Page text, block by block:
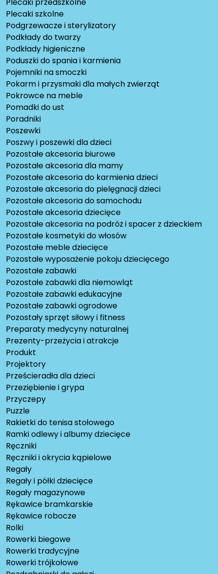
Plecaki szkolne
Podgrzewacze i sterylizatory
Podkłady do twarzy
Podkłady higieniczne
Poduszki do spania i karmienia
Pojemniki na smoczki
Pokarm i przysmaki dla małych zwierząt
Pokrowce na meble
Pomadki do ust
Poradniki
Poszewki
Poszwy i poszewki dla dzieci
Pozostałe akcesoria biurowe
Pozostałe akcesoria dla mamy
Pozostałe akcesoria do karmienia dzieci
Pozostałe akcesoria do pielęgnacji dzieci
Pozostałe akcesoria do samochodu
Pozostałe akcesoria dziecięce
Pozostałe akcesoria na podróż i spacer z dzieckiem
Pozostałe kosmetyki do włosów
Pozostałe meble dziecięce
Pozostałe wyposażenie pokoju dziecięcego
Pozostałe zabawki
Pozostałe zabawki dla niemowląt
Pozostałe zabawki edukacyjne
Pozostałe zabawki ogrodowe
Pozostały sprzęt siłowy i fitness
Preparaty medycyny naturalnej
Prezenty-przeżycia i atrakcje
Produkt
Projektory
Prześcieradła dla dzieci
Przeziębienie i grypa
Przyczepy
Puzzle
Rakietki do tenisa stołowego
Ramki odlewy i albumy dziecięce
Ręczniki
Ręczniki i okrycia kąpielowe
Regały
Regały i półki dziecięce
Regały magazynowe
Rękawice bramkarskie
Rękawice robocze
Rolki
Rowerki biegowe
Rowerki tradycyjne
Rowerki trójkołowe